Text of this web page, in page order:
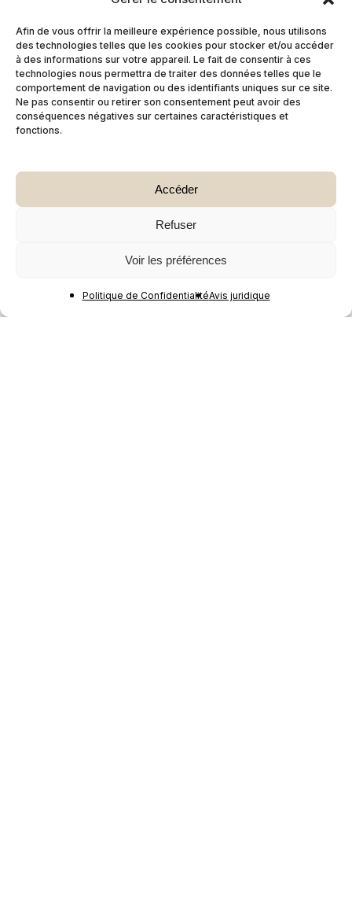
Afin de vous offrir la meilleure expérience possible, nous utilisons
des technologies telles que les cookies pour stocker et/ou accéder
à des informations sur votre appareil. Le fait de consentir à ces
technologies nous permettra de traiter des données telles que le
comportement de navigation ou des identifiants uniques sur ce site.
Ne pas consentir ou retirer son consentement peut avoir des
conséquences négatives sur certaines caractéristiques et
fonctions.
Accéder
Refuser
Voir les préférences
Politique de ConfidentialitéAvis juridique